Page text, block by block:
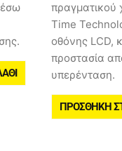
πραγματικού
Time
οθόνης LCD,
προστασία
υπερένταση.
ΠΡΟΣΘΉΚΗ